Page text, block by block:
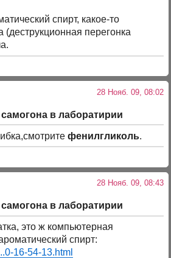
спирт, какое-то
перегонка
28 Нояб. 09, 08:02
в лаборатирии
фенилгликоль.
28 Нояб. 09, 08:43
в лаборатирии
это ж компьютерная
спирт:
16-54-13.html